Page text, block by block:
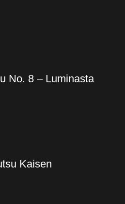
No. 8 – Luminasta
Kaisen